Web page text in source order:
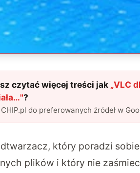
czytać więcej treści jak „VLC
"?
do preferowanych źródeł w
który poradzi
plików i który nie